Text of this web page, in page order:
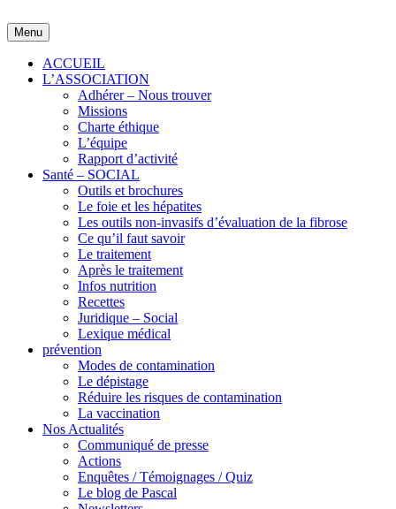
to
content
Menu
ACCUEIL
L’ASSOCIATION
Adhérer – Nous trouver
Missions
Charte éthique
L’équipe
Rapport d’activité
Santé – SOCIAL
Outils et brochures
Le foie et les hépatites
Les outils non-invasifs d’évaluation de la fibrose
Ce qu’il faut savoir
Le traitement
Après le traitement
Infos nutrition
Recettes
Juridique – Social
Lexique médical
prévention
Modes de contamination
Le dépistage
Réduire les risques de contamination
La vaccination
Nos Actualités
Communiqué de presse
Actions
Enquêtes / Témoignages / Quiz
Le blog de Pascal